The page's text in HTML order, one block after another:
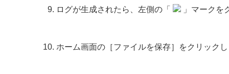
ログが生成されたら、左側の「 」マークを
ホーム画面の［ファイルを保存］をクリック